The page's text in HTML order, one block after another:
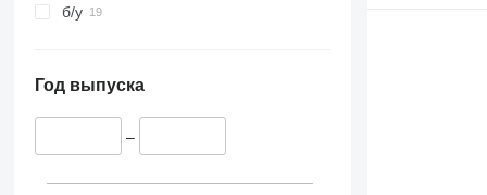
б/у
Год выпуска
–